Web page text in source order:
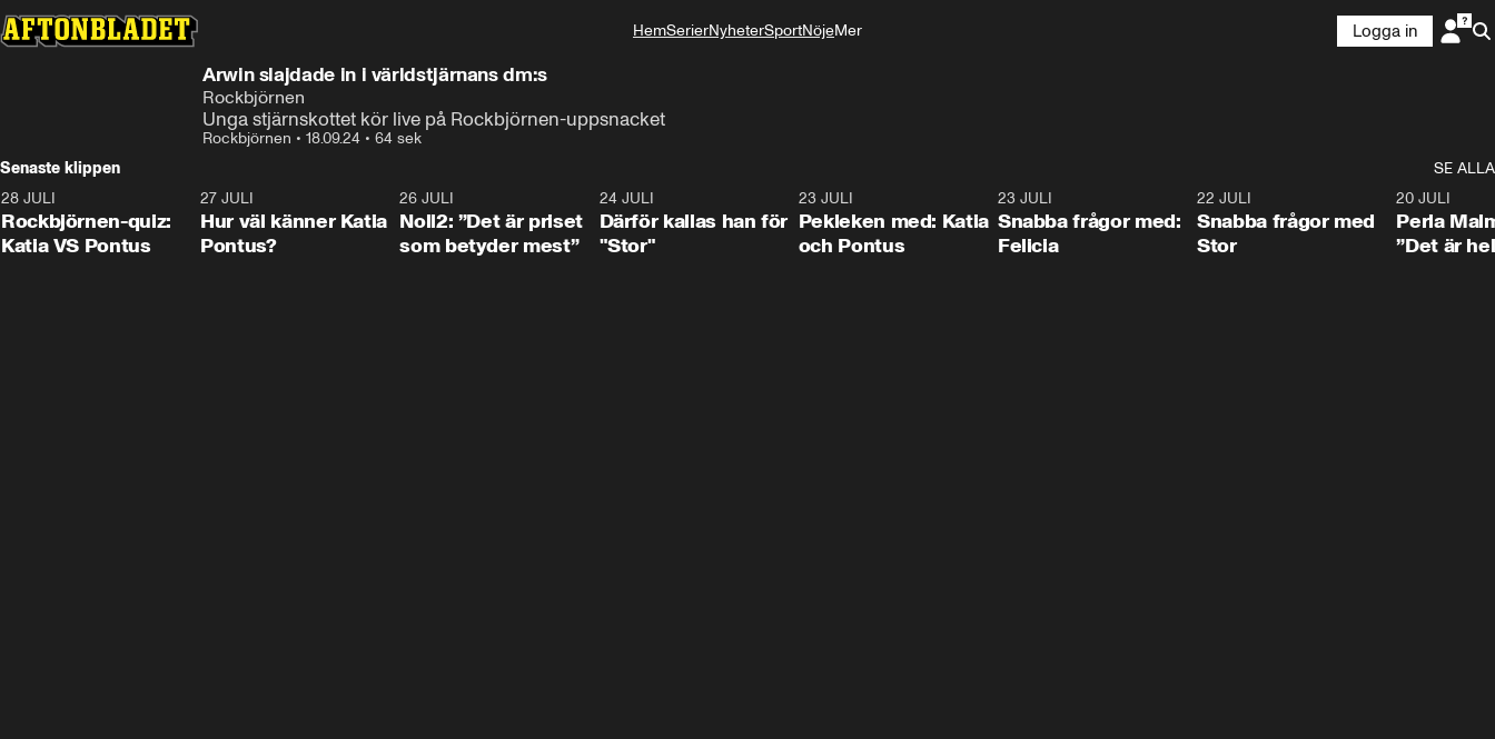
HemSerierNyheterSportNöjeMer
Logga in
Arwin slajdade in i världstjärnans dm:s
Rockbjörnen
Unga stjärnskottet kör live på Rockbjörnen-uppsnacket
Rockbjörnen • 18.09.24 • 64 sek
Senaste klippen
SE ALLA
0:15
28 JULI
Rockbjörnen-quiz:
Katia VS Pontus
0:46
27 JULI
Hur väl känner Katia
Pontus?
26 JULI
Noll2: ”Det är priset
som betyder mest”
24 JULI
Därför kallas han för
"Stor"
23 JULI
Pekleken med: Katia
och Pontus
0:51
23 JULI
Snabba frågor med:
Felicia
0:52
22 JULI
Snabba frågor med
Stor
20 JULI
Perla
”Det är